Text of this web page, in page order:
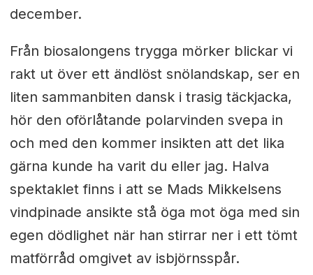
december.
Från biosalongens trygga mörker blickar vi
rakt ut över ett ändlöst snölandskap, ser en
liten sammanbiten dansk i trasig täckjacka,
hör den oförlåtande polarvinden svepa in
och med den kommer insikten att det lika
gärna kunde ha varit du eller jag. Halva
spektaklet finns i att se Mads Mikkelsens
vindpinade ansikte stå öga mot öga med sin
egen dödlighet när han stirrar ner i ett tömt
matförråd omgivet av isbjörnsspår.